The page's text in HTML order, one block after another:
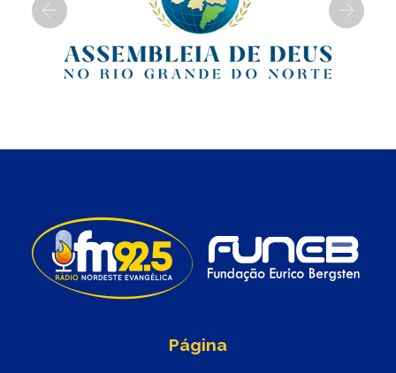
Previous Next
Página